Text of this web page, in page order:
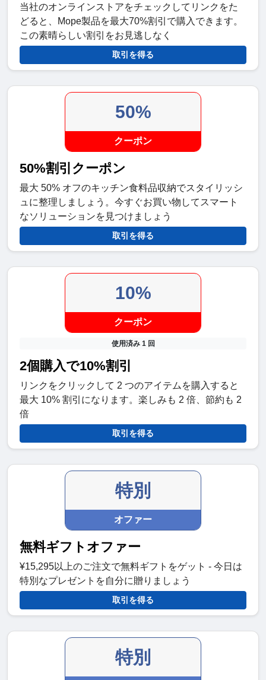
当社のオンラインストアをチェックしてリンクをた
どると、Mope製品を最大70%割引で購入できます。
この素晴らしい割引をお見逃しなく
取引を得る
50%
クーポン
50%割引クーポン
最大 50% オフのキッチン食料品収納でスタイリッシ
ュに整理しましょう。今すぐお買い物してスマート
なソリューションを見つけましょう
取引を得る
10%
クーポン
使用済み 1 回
2個購入で10%割引
リンクをクリックして 2 つのアイテムを購入すると
最大 10% 割引になります。楽しみも 2 倍、節約も 2
倍
取引を得る
特別
オファー
無料ギフトオファー
¥15,295以上のご注文で無料ギフトをゲット - 今日は
特別なプレゼントを自分に贈りましょう
取引を得る
特別